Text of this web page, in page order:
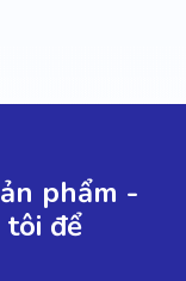
phẩm -
tôi để